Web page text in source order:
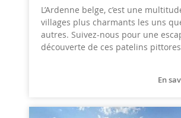
L’Ardenne belge, c’est une
villages plus charmants les uns
autres. Suivez-nous pour une
découverte de ces patelins
En